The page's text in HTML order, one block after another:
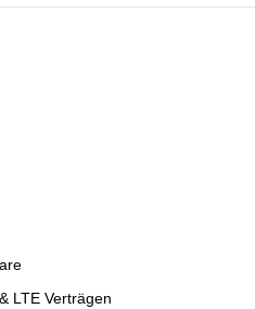
LTE Verträgen